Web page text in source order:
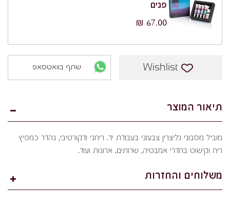
פנים
67.00 ₪
Wishlist שתף בוואטסאפ
תיאור המוצר
מוביל מסבוני גליצרין צבעוני בעבודת יד. ריחני ודקורטיבי, נהדר כמפיץ
ריח וקישוט בחדרי אמבטיה, שרותים, ארונות ועוד.
משלוחים והחזרות